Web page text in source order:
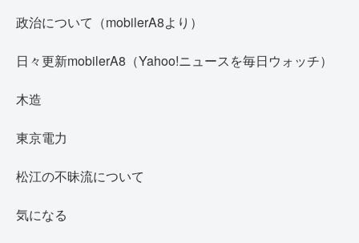
政治について（mobilerA8より）
日々更新mobilerA8（Yahoo!ニュースを毎日ウォッチ）
木造
東京電力
松江の不昧流について
気になる